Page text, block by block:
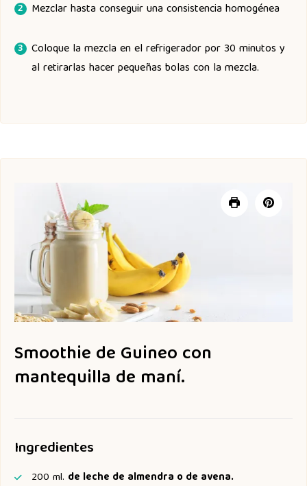
Mezclar hasta conseguir una consistencia homogénea
Coloque la mezcla en el refrigerador por 30 minutos y
al retirarlas hacer pequeñas bolas con la mezcla.
Smoothie de Guineo con
mantequilla de maní.
Ingredientes
200 ml. de leche de almendra o de avena.